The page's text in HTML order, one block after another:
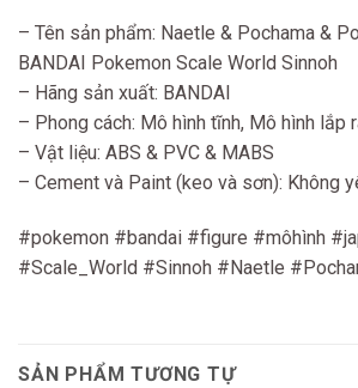
– Tên sản phẩm: Naetle & Pochama &
BANDAI Pokemon Scale World Sinnoh
– Hãng sản xuất: BANDAI
– Phong cách: Mô hình tĩnh, Mô hình lắp
– Vật liệu: ABS & PVC & MABS
– Cement và Paint (keo và sơn): Không
#pokemon #bandai #figure #môhình
#Scale_World #Sinnoh #Naetle
SẢN PHẨM TƯƠNG TỰ